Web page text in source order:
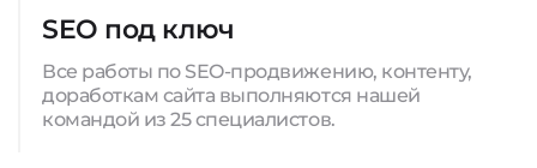
SEO под ключ
Все работы по SEO-продвижению, контенту,
доработкам сайта выполняются нашей
командой из 25 специалистов.